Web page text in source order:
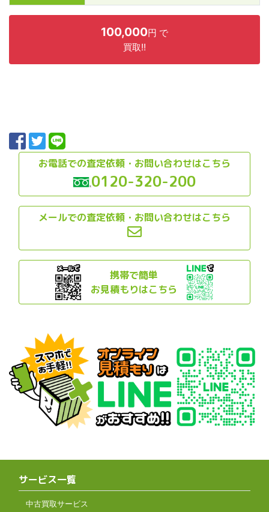
100,000円 で
買取!!
お電話での査定依頼・お問い合わせはこちら
0120-320-200
メールでの査定依頼・お問い合わせはこちら
携帯で簡単
お見積もりはこちら
サービス一覧
中古買取サービス